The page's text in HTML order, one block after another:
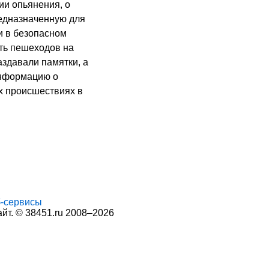
опьянения, о
для
в безопасном
пешеходов на
памятки, а
о
происшествиях в
сервисы
© 38451.ru 2008–2026